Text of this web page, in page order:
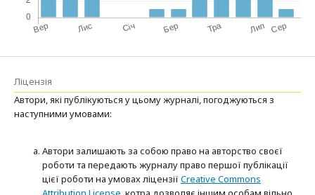
Ліцензія
Автори, які публікуються у цьому журналі, погоджуються з
наступними умовами:
Автори залишають за собою право на авторство своєї
роботи та передають журналу право першої публікації
цієї роботи на умовах ліцензії Creative Commons